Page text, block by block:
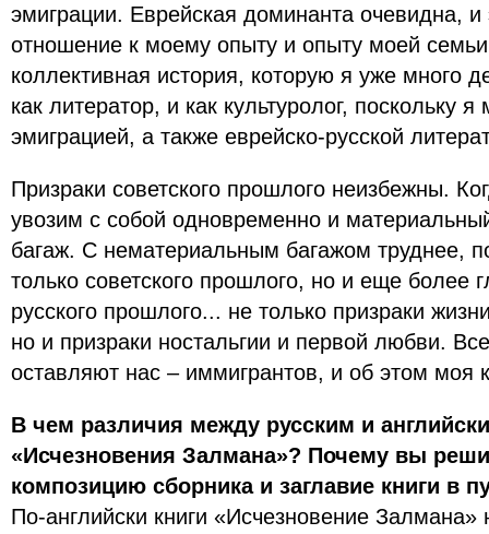
эмиграции. Еврейская доминанта очевидна,
отношение к моему опыту и опыту моей
коллективная история, которую я уже много
как литератор, и как культуролог, поскольку
эмиграцией, а также еврейско-русской
Призраки советского прошлого неизбежны.
увозим с собой одновременно и
багаж. С нематериальным багажом труднее,
только советского прошлого, но и еще более
русского прошлого... не только призраки
но и призраки ностальгии и первой любви.
оставляют нас – иммигрантов, и об этом моя
В чем различия между русским и
«Исчезновения Залмана»? Почему вы
композицию сборника и заглавие книги в
По-английски книги «Исчезновение Залмана»